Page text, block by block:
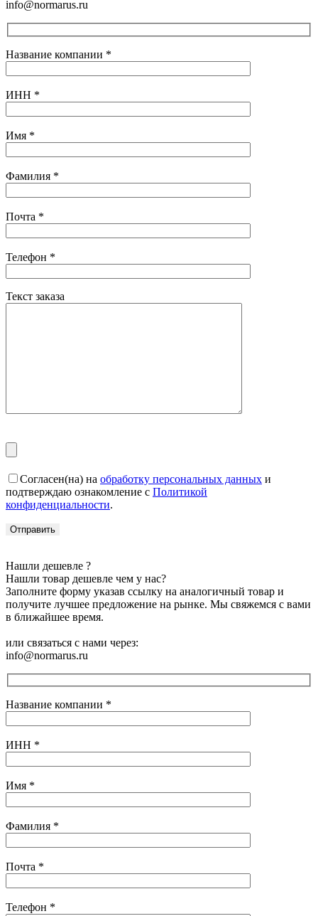
info@normarus.ru
Название компании *
ИНН *
Имя *
Фамилия *
Почта *
Телефон *
Текст заказа
Согласен(на) на обработку персональных данных и
подтверждаю ознакомление с Политикой
конфиденциальности.
Нашли дешевле ?
Нашли товар дешевле чем у нас?
Заполните форму указав ссылку на аналогичный товар и
получите лучшее предложение на рынке. Мы свяжемся с вами
в ближайшее время.
или связаться с нами через:
info@normarus.ru
Название компании *
ИНН *
Имя *
Фамилия *
Почта *
Телефон *